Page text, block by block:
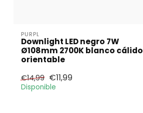
PURPL
Downlight LED negro 7W
Ø108mm 2700K blanco cálido
orientable
€14,99 €11,99
Disponible